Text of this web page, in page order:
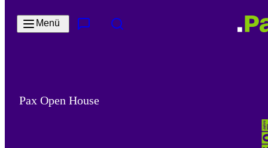
Menü
Pax Open House